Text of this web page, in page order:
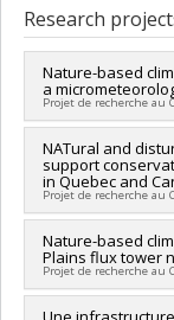
Cycle :Master's
Grade :M. Sc.
Lien vers le
Research
Nature-based
a
Projet de recherche au
Funding sources:
naturelles et
Grant programs:
la découverte
NATural and
support
in Quebec and
Projet de recherche au
Funding sources:
naturelles et génie
Grant programs:
Nature-based
Plains flux tower
Projet de recherche au